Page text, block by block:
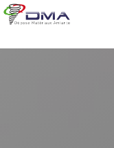
Panneau de